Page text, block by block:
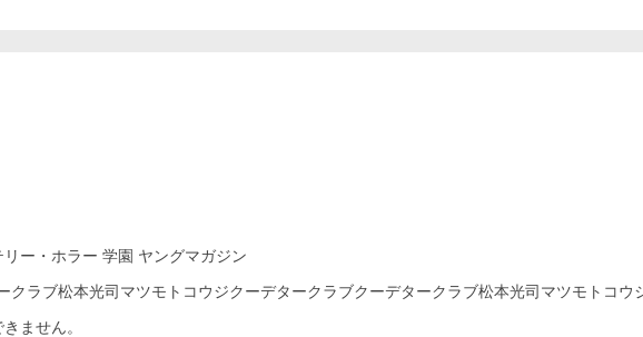
ー・ホラー 学園 ヤングマガジン
クラブ松本光司マツモトコウジクーデタークラブクーデタークラブ松本光司マツモトコウ
ません。